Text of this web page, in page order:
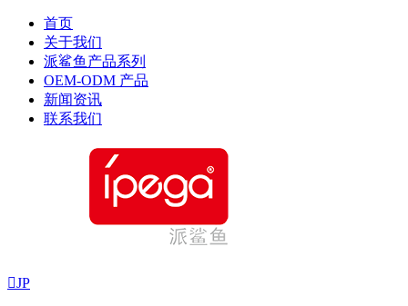
首页
关于我们
派鲨鱼产品系列
OEM-ODM 产品
新闻资讯
联系我们
JP